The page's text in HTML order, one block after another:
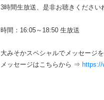
3時間生放送、是非お聴きください
時間：16:05～18:50 生放送
大みそかスペシャルでメッセージ
メッセージはこちらから ⇒ https://